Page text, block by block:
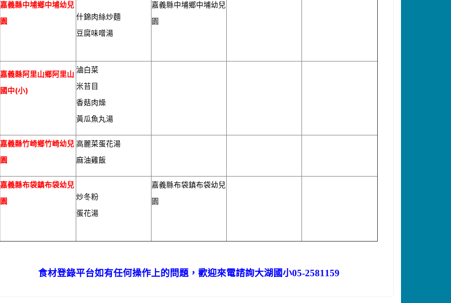
嘉義縣中埔鄉中埔幼兒
園
什錦肉絲炒麵
豆腐味噌湯
嘉義縣中埔鄉中埔幼兒
園
嘉義縣阿里山鄉阿里山
國中(小)
滷白菜
米苔目
香菇肉燥
黃瓜魚丸湯
嘉義縣竹崎鄉竹崎幼兒
園
高麗菜蛋花湯
麻油雞飯
嘉義縣布袋鎮布袋幼兒
園
炒冬粉
蛋花湯
嘉義縣布袋鎮布袋幼兒
園
食材登錄平台如有任何操作上的問題，歡迎來電諮詢大湖國小05-2581159